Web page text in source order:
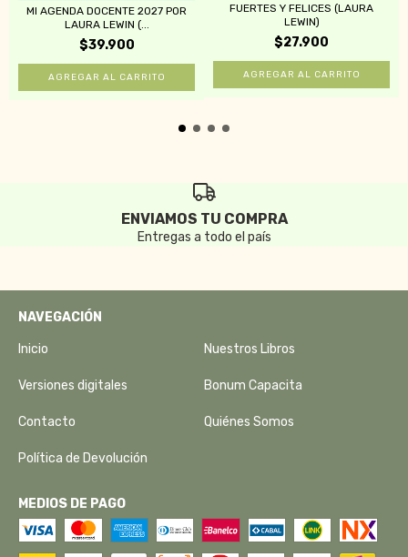
MI AGENDA DOCENTE 2027 POR
LAURA LEWIN (...
$39.900
FUERTES Y FELICES (LAURA
LEWIN)
$27.900
ENVIAMOS TU COMPRA
Entregas a todo el país
NAVEGACIÓN
Inicio Nuestros Libros
Versiones digitales Bonum Capacita
Contacto Quiénes Somos
Política de Devolución
MEDIOS DE PAGO